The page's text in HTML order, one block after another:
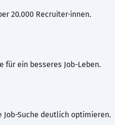
20.000 Recruiter·innen.
für ein besseres Job-Leben.
Job-Suche deutlich optimieren.